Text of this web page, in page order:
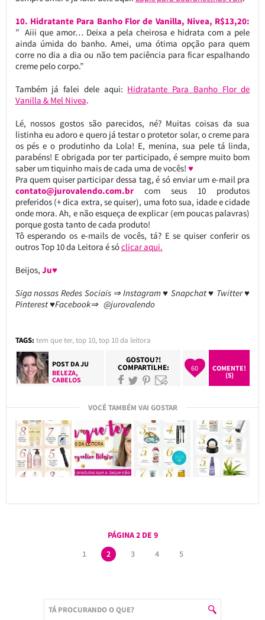
10. Hidratante Para Banho Flor de Vanilla, Nivea, R$13,20:
” Aiii que amor… Deixa a pela cheirosa e hidrata com a pele
ainda úmida do banho. Amei, uma ótima opção para quem
corre no dia a dia ou não tem paciência para ficar espalhando
creme pelo corpo.”
Também já falei dele aqui: Hidratante Para Banho Flor de
Vanilla & Mel Nivea.
Lé, nossos gostos são parecidos, né? Muitas coisas da sua
listinha eu adoro e quero já testar o protetor solar, o creme para
os pés e o produtinho da Lola! E, menina, sua pele tá linda,
parabéns! E obrigada por ter participado, é sempre muito bom
saber um tiquinho mais de cada uma de vocês! ♥
Pra quem quiser participar dessa tag, é só enviar um e-mail pra
contato@jurovalendo.com.brcom seus 10 produtos
preferidos (+ dica extra, se quiser), uma foto sua, idade e cidade
onde mora. Ah, e não esqueça de explicar (em poucas palavras)
porque gosta tanto de cada produto!
Tô esperando os e-mails de vocês, tá? E se quiser conferir os
outros Top 10 da Leitora é sóclicar aqui.
Beijos, Ju♥
Siga nossas Redes Sociais ⇒ Instagram ♥ Snapchat ♥ Twitter ♥
Pinterest ♥Facebook⇒ @jurovalendo
TAGS: tem que ter,top 10,top 10 da leitora
POST DAJU
BELEZA,
CABELOS
GOSTOU?!
COMPARTILHE: 60
COMENTE!
(5)
VOCÊ TAMBÉM VAI GOSTAR
PÁGINA 2 DE 9
1
2 3 4 5